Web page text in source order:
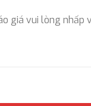
giá vui lòng nhấp